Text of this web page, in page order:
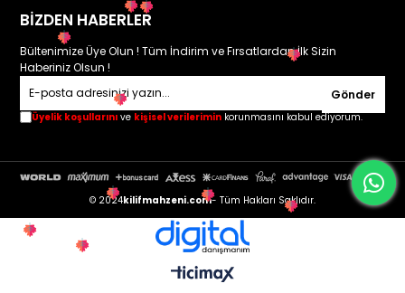
BİZDEN HABERLER
Bültenimize Üye Olun ! Tüm İndirim ve Fırsatlardan İlk Sizin
Haberiniz Olsun !
Gönder
Üyelik koşullarını ve kişisel verilerimin korunmasını kabul ediyorum.
© 2024kilifmahzeni.com- Tüm Hakları Saklıdır.